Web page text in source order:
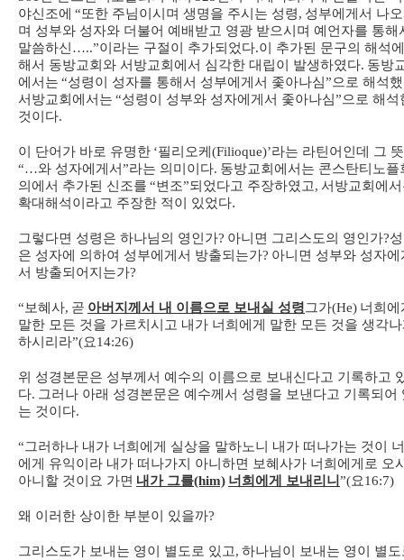
야신조에 “또한 주님이시며 생명을 주시는 성령, 성부에게서 나
며 성부와 성자와 더불어 예배받고 영광 받으시며 예언자를 통해
말씀하신 …..”이라는 구절이 추가되었다.이 추가된 문구의 해석
해서 동방교회와 서방교회에서 심각한 대립이 발생하였다. 동방
에서는 “성령이 성자를 통해서 성부에게서 좇아나심”으로 해석
서방교회에서는 “성령이 성부와 성자에게서 좇아나심”으로 해석
것이다.
이 단어가 바로 유명한 ‘필리오케 (Filioque)’라는 라틴어인데 그
“…와 성자에게서”라는 의미이다. 동방교회에서는 콘스탄티노플
의에서 추가된 신조를 “변조”되었다고 주장하였고, 서방교회에
확대해석이라고 주장한 적이 있었다.
그렇다면 성령은 하나님의 영인가? 아니면 그리스도의 영인가?
은 성자에 의하여 성부에게서 방출되는가? 아니면 성부와 성자에
서 방출되어지는가?
“보혜사, 곧 아버지께서 내 이름으로 보내실 성령그가(He) 너희에
말한 모든 것을 가르치시고 내가 너희에게 말한 모든 것을 생각
하시리라”(요14:26)
위 성경본문은 성부께서 예수의 이름으로 보내신다고 기록하고
다. 그러나 아래 성경본문은 예수께서 성령을 보낸다고 기록되어
는 것이다.
“그러하나 내가 너희에게 실상을 말하노니 내가 떠나가는 것이
에게 유익이라 내가 떠나가지 아니하면 보혜사가 너희에게로 오
아니할 것이요 가면 내가 그를(him) 너희에게 보내리니 ”(요16:7)
왜 이러한 상이한 부분이 있을까?
그리스도가 보내는 영이 별도로 있고, 하나님이 보내는 영이 별도